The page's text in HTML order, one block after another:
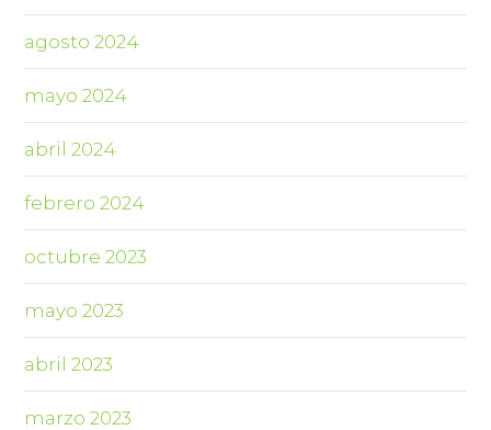
agosto 2024
mayo 2024
abril 2024
febrero 2024
octubre 2023
mayo 2023
abril 2023
marzo 2023